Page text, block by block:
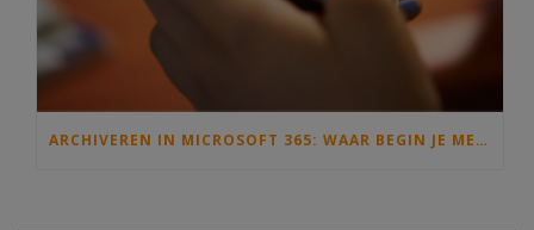
ARCHIVEREN IN MICROSOFT 365: WAAR BEGIN JE MET INFORMATIEBEHEER EN DE ARCHIEFWET?